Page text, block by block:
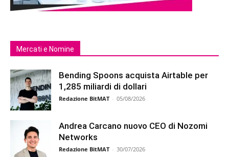
Mercati e Nomine
Bending Spoons acquista Airtable per
1,285 miliardi di dollari
Redazione BitMAT - 05/08/2026
Andrea Carcano nuovo CEO di Nozomi
Networks
Redazione BitMAT - 30/07/2026